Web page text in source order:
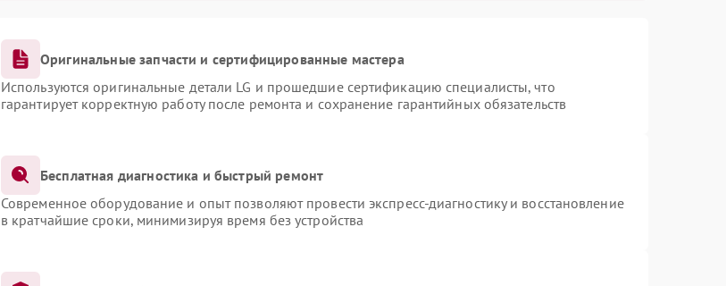
Оригинальные запчасти и сертифицированные мастера
Используются оригинальные детали LG и прошедшие сертификацию специалисты, что
гарантирует корректную работу после ремонта и сохранение гарантийных обязательств
Бесплатная диагностика и быстрый ремонт
Современное оборудование и опыт позволяют провести экспресс-диагностику и восстановление
в кратчайшие сроки, минимизируя время без устройства